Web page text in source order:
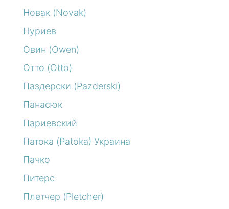
Новак (Novak)
Нуриев
Овин (Owen)
Отто (Otto)
Паздерски (Pazderski)
Панасюк
Париевский
Патока (Patoka) Украина
Пачко
Питерс
Плетчер (Pletcher)